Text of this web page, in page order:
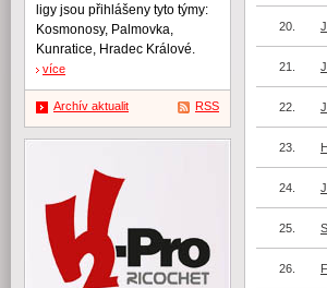
20.
21.
22.
23.
24.
25.
26.
ligy jsou přihlášeny tyto týmy:
Kosmonosy, Palmovka,
Kunratice, Hradec Králové.
více
Archív aktualit RSS